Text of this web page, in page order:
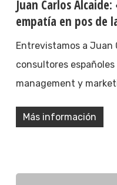
Juan Carlos
empatía en pos de
Entrevistamos a Juan
consultores
management y
Más información